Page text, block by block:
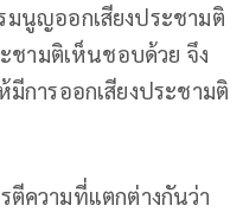
นูญออกเสียงประชามติ
ชามติเห็นชอบด้วย จึง
การออกเสียงประชามติ
ตีความที่แตกต่างกันว่า